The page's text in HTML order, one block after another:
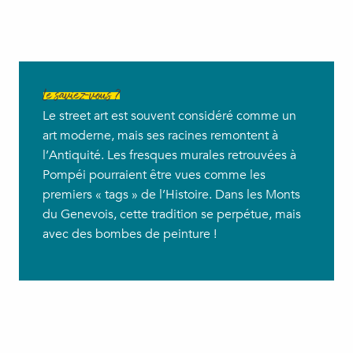
Le saviez-vous ?
Le street art est souvent considéré comme un
art moderne, mais ses racines remontent à
l’Antiquité. Les fresques murales retrouvées à
Pompéi pourraient être vues comme les
premiers « tags » de l’Histoire. Dans les Monts
du Genevois, cette tradition se perpétue, mais
avec des bombes de peinture !